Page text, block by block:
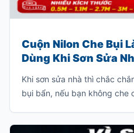
Cuộn Nilon Che Bụi
Dùng Khi Sơn Sửa
Truyền Thống?
Khi sơn sửa nhà thì chắc
bụi bẩn, nếu bạn không che